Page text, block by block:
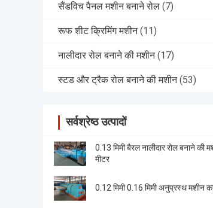
सैंडविच पैनल मशीन बनाने रोल (7)
रूफ शीट क्रिमिंग मशीन (11)
नालीदार रोल बनाने की मशीन (17)
स्टड और ट्रैक रोल बनाने की मशीन (53)
सर्वश्रेष्ठ उत्पादों
0.13 मिमी बैरल नालीदार रोल बनाने की
मीटर
0.12 मिमी 0.16 मिमी अनुप्रस्थ मशीन